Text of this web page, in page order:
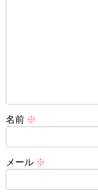
名前 ※
メール ※